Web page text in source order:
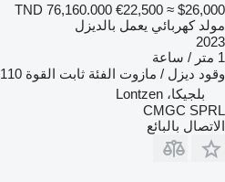
TND 76,160.000 €22,500 ≈ $26,000
مولد كهربائي يعمل بالديزل
2023
1 متر / ساعة
وقود ديزل / مازوت الفئة ثابت القوة 110 كيلوفولط أمبير
بلجيكا، Lontzen
CMGC SPRL
الاتصال بالبائع